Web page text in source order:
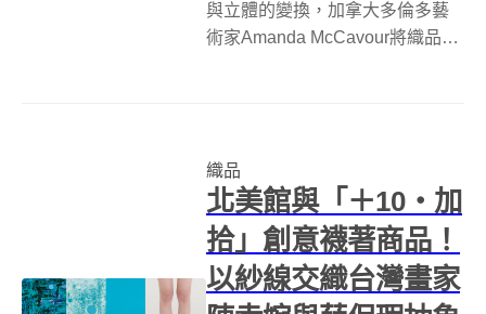
與立體的變換，加拿大多倫多藝
術家Amanda McCavour將織品特
「TOK 盡興食光」的開幕藝術裝
置...
織品
北美館與「＋10・加
拾」創意襪著商品！
以紗線交織台灣畫家